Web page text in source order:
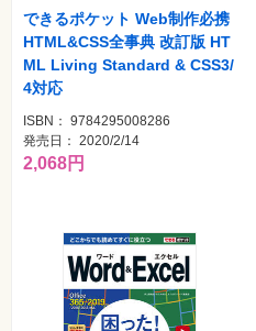
できるポケット Web制作必携
HTML&CSS全事典 改訂版 HT
ML Living Standard & CSS3/
4対応
ISBN： 9784295008286
発売日： 2020/2/14
2,068円